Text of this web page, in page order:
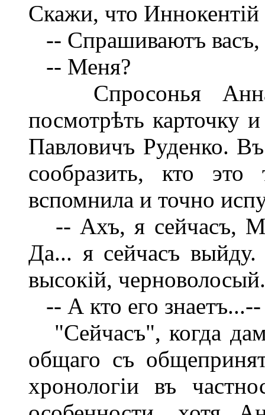
Скажи, что
-- Спрашиваютъ васъ,
-- Меня?
Спросонья Анна
посмотрѣть карточку
Павловичъ Руденко.
сообразить, кто
вспомнила и точно
-- Ахъ, я сейчасъ,
Да... я сейчасъ
высокій,
-- А кто его
"Сейчасъ", когда
общаго съ
хронологіи въ